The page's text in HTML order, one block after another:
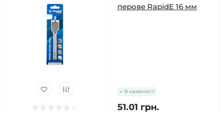
перове RapidE 16 мм
В наявності
51.01 грн.